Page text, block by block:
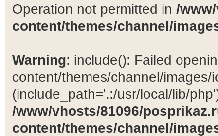
Operation not permitted in /
content/themes/channel/
Warning: include(): Failed
content/themes/channel/images/
(include_path='.:/usr/local/lib/
/www/vhosts/81096/
content/themes/channel/